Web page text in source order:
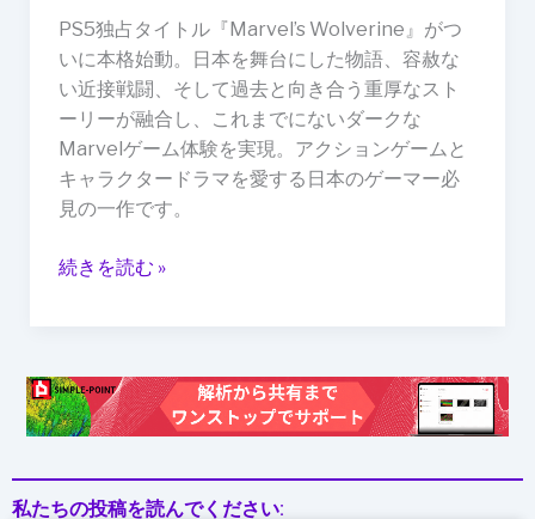
PS5独占タイトル『Marvel’s Wolverine』がつ
いに本格始動。日本を舞台にした物語、容赦な
い近接戦闘、そして過去と向き合う重厚なスト
ーリーが融合し、これまでにないダークな
Marvelゲーム体験を実現。アクションゲームと
キャラクタードラマを愛する日本のゲーマー必
見の一作です。
ン
を
塗
り
え
へ
続きを読む »
私たちの投稿を読んでください: